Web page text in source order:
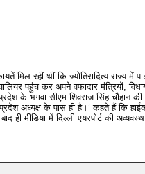
मिल रहीं थीं कि ज्योतिरादित्य राज्य
पहुंच कर अपने वफादार मंत्रियों,
के भगवा सीएम शिवराज सिंह चौहान की
अध्यक्ष के पास ही है।’ कहते हैं कि
मीडिया में दिल्ली एयरपोर्ट की